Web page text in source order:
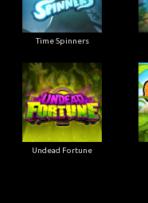
Time Spinners
Undead Fortune